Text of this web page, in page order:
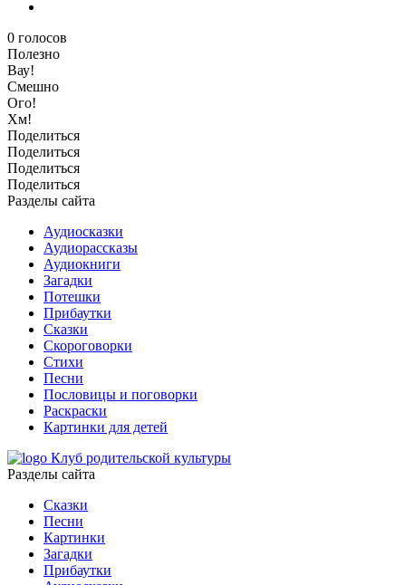
0 голосов
Полезно
Вау!
Смешно
Ого!
Хм!
Поделиться
Поделиться
Поделиться
Поделиться
Разделы сайта
Аудиосказки
Аудиорассказы
Аудиокниги
Загадки
Потешки
Прибаутки
Сказки
Скороговорки
Стихи
Песни
Пословицы и поговорки
Раскраски
Картинки для детей
Клуб родительской культуры
Разделы сайта
Сказки
Песни
Картинки
Загадки
Прибаутки